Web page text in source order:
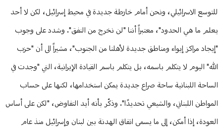
للتوسع الاسرائيلي، ونحن أمام خارطة جديدة في محيط إسرائيل، لكن لا أحد
يعلم ما هي الحدود"، معتبراً أننا "لن نخرج من النفق". وشدد على وجوب
"إيجاد مراكز إيواء ومناطق جديدة لأهلنا من الجنوب"، مشيراً الى أن "حزب
الله" اليوم لا يتكلم باسمه، بل يتكلم باسم القيادة الإيرانية، التي "وجدت في
الساحة اللبنانية ساحة صراع جديدة يمكن استخدامها، لكنها على حساب
المواطن اللبناني، والشيعي تحديدًا". وذكّر بأنه أيد التفاوض، "لكن على أساس
العودة، إذا أمكن، إلى ما يسمى اتفاق الهدنة بين لبنان وإسرائيل منذ عام